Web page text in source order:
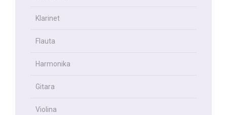
Klarinet
Flauta
Harmonika
Gitara
Violina